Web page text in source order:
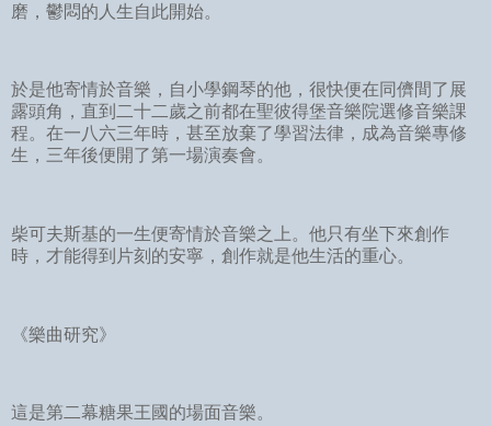
磨，鬱悶的人生自此開始。
於是他寄情於音樂，自小學鋼琴的他，很快便在同儕間了展
露頭角，直到二十二歲之前都在聖彼得堡音樂院選修音樂課
程。在一八六三年時，甚至放棄了學習法律，成為音樂專修
生，三年後便開了第一場演奏會。
柴可夫斯基的一生便寄情於音樂之上。他只有坐下來創作
時，才能得到片刻的安寧，創作就是他生活的重心。
《樂曲研究》
這是第二幕糖果王國的場面音樂。